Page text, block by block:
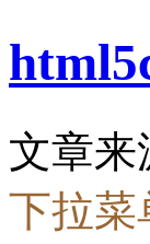
文章来
下拉菜